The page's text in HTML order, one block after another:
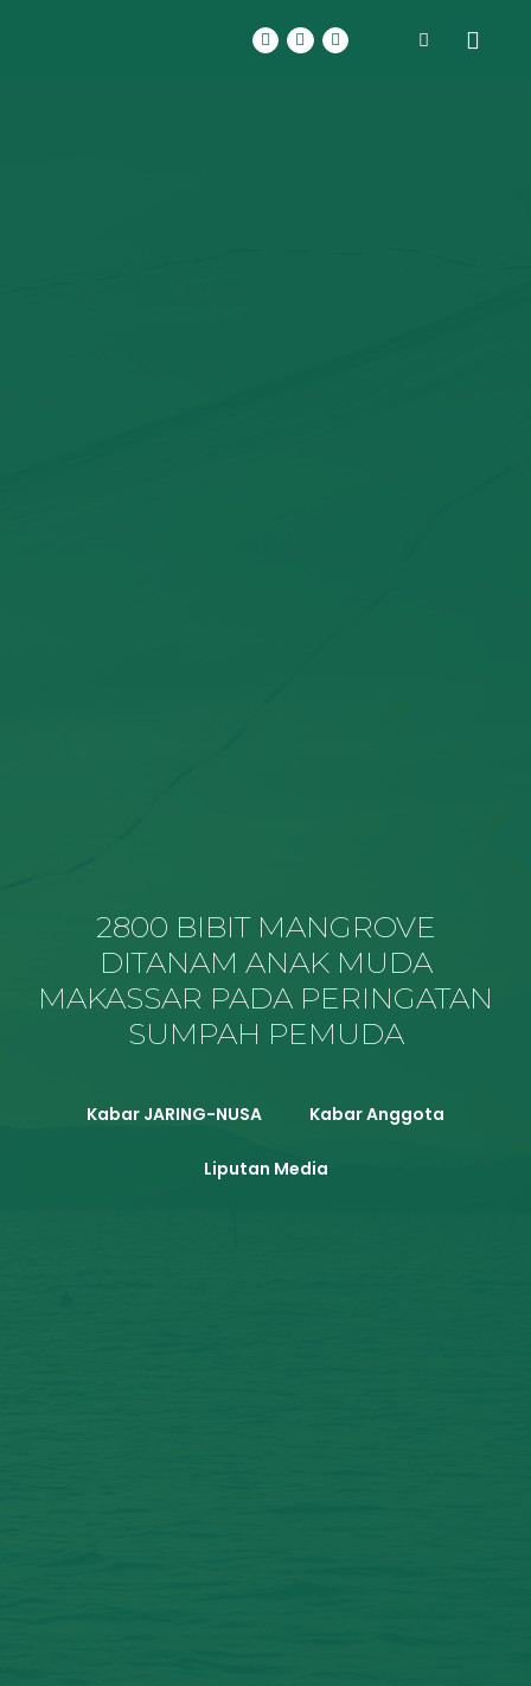
2800 BIBIT MANGROVE
DITANAM ANAK MUDA
MAKASSAR PADA PERINGATAN
SUMPAH PEMUDA
Kabar JARING-NUSA Kabar Anggota
Liputan Media